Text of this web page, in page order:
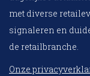
met diverse
signaleren en
de retailbranche.
Onze